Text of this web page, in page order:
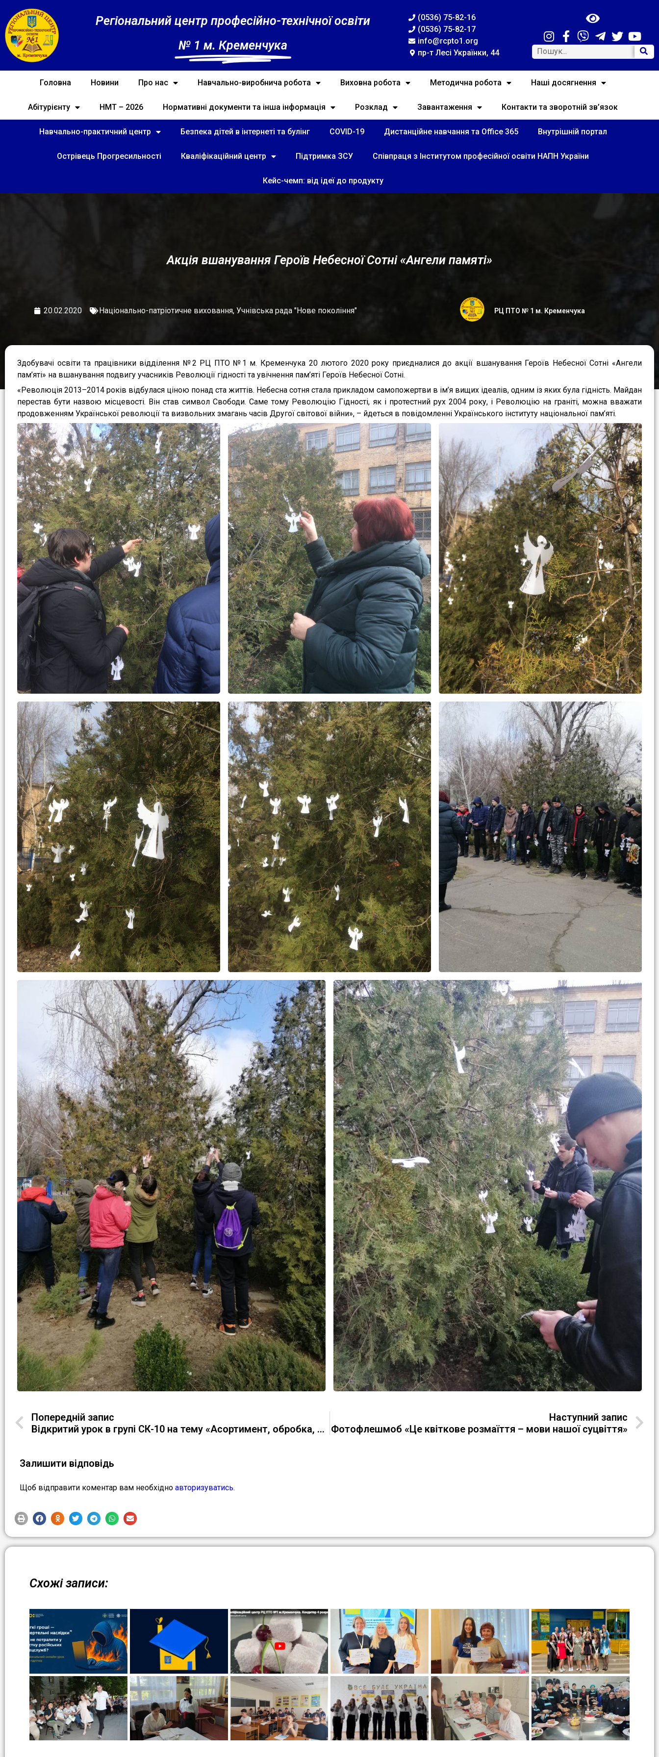
Регіональний центр професійно-технічної освіти
№ 1 м. Кременчука
(0536) 75-82-16
(0536) 75-82-17
info@rcpto1.org
пр-т Лесі Українки, 44
Головна Новини Про нас Навчально-виробнича робота Виховна робота Методична робота Наші досягнення
Абітурієнту НМТ – 2026 Нормативні документи та інша інформація Розклад Завантаження Контакти та зворотній зв’язок
Навчально-практичний центр Безпека дітей в інтернеті та булінг COVID-19 Дистанційне навчання та Office 365 Внутрішній портал
Острівець Прогресильності Кваліфікаційний центр Підтримка ЗСУ Співпраця з Інститутом професійної освіти НАПН України
Кейс-чемп: від ідеї до продукту
Акція вшанування Героїв Небесної Сотні «Ангели памяті»
20.02.2020 Національно-патріотичне виховання, Учнівська рада "Нове покоління" РЦ ПТО № 1 м. Кременчука
Здобувачі освіти та працівники відділення №2 РЦ ПТО №1 м. Кременчука 20 лютого 2020 року приєдналися до акції вшанування Героїв Небесної Сотні «Ангели
пам’яті» на вшанування подвигу учасників Революції гідності та увічнення пам’яті Героїв Небесної Сотні.
«Революція 2013–2014 років відбулася ціною понад ста життів. Небесна сотня стала прикладом самопожертви в ім’я вищих ідеалів, одним із яких була гідність. Майдан
перестав бути назвою місцевості. Він став символ Свободи. Саме тому Революцію Гідності, як і протестний рух 2004 року, і Революцію на граніті, можна вважати
продовженням Української революції та визвольних змагань часів Другої світової війни», – йдеться в повідомленні Українського інституту національної пам’яті.
Попередній запис
Відкритий урок в групі СК-10 на тему «Асортимент, обробка, технологія приготування макаронних виробів»
Наступний запис
Фотофлешмоб «Це квіткове розмаїття – мови нашої суцвіття»
Залишити відповідь
Щоб відправити коментар вам необхідно авторизуватись.
Схожі записи: